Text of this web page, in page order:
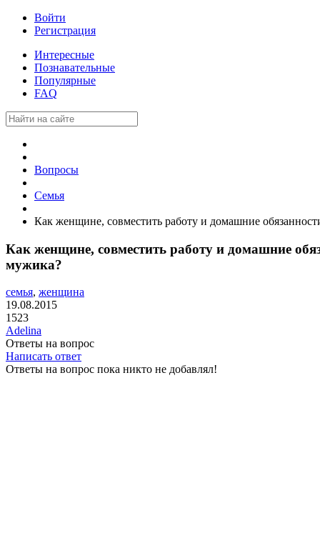
Войти
Регистрация
Интересные
Познавательные
Популярные
FAQ
Вопросы
Семья
Как женщине, совместить работу и домашние
Как женщине, совместить работу и домашние
мужика?
семья, женщина
19.08.2015
1523
Adelina
Ответы на вопрос
Написать ответ
Ответы на вопрос пока никто не добавлял!